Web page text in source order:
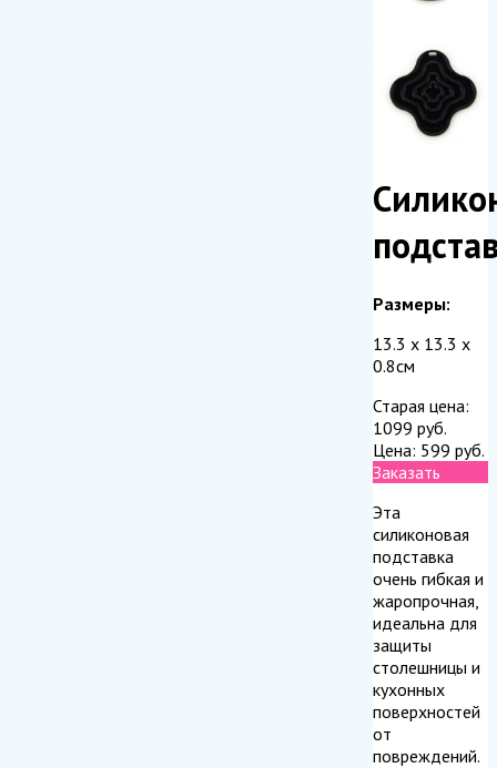
Размеры:
13.3 x 13.3 x
0.8см
Старая цена:
1099 руб.
Цена: 599 руб.
Заказать
Эта
силиконовая
подставка
очень гибкая и
жаропрочная,
идеальна для
защиты
столешницы и
кухонных
поверхностей
от
повреждений.